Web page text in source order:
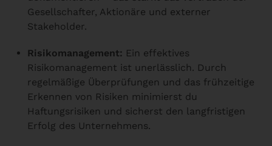
Gesellschafter, Aktionäre und externer
Stakeholder.
Risikomanagement: Ein effektives
Risikomanagement ist unerlässlich. Durch
regelmäßige Überprüfungen und das frühzeitige
Erkennen von Risiken minimierst du
Haftungsrisiken und sicherst den langfristigen
Erfolg des Unternehmens.